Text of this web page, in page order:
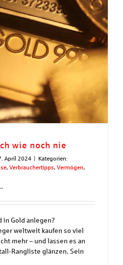
wie noch nie
April 2024 | Kategorien:
, Verbrauchertipps, Vermögen,
in Gold anlegen?
weltweit kaufen so viel
mehr – und lassen es an
Rangliste glänzen. Sein